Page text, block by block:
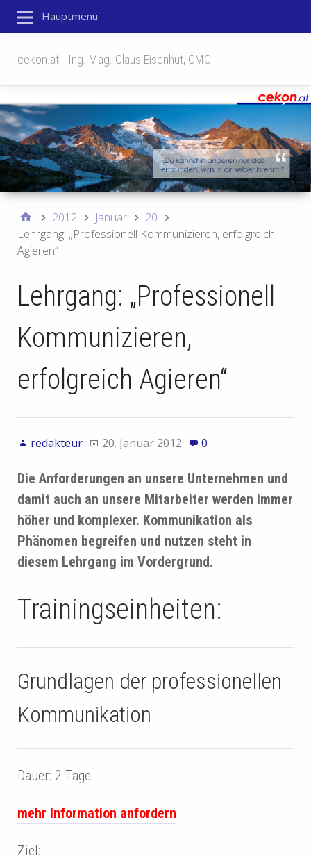
Hauptmenü
cekon.at - Ing. Mag. Claus Eisenhut, CMC
2012 Januar
20
Lehrgang: „Professionell Kommunizieren, erfolgreich
Agieren“
Lehrgang: „Professionell
Kommunizieren,
erfolgreich Agieren“
redakteur 20. Januar 2012 0
Die Anforderungen an unsere Unternehmen und
damit auch an unsere Mitarbeiter werden immer
höher und komplexer. Kommunikation als
Phänomen begreifen und nutzen steht in
diesem Lehrgang im Vordergrund.
Trainingseinheiten:
Grundlagen der professionellen
Kommunikation
Dauer: 2 Tage
mehr Information anfordern
Ziel: